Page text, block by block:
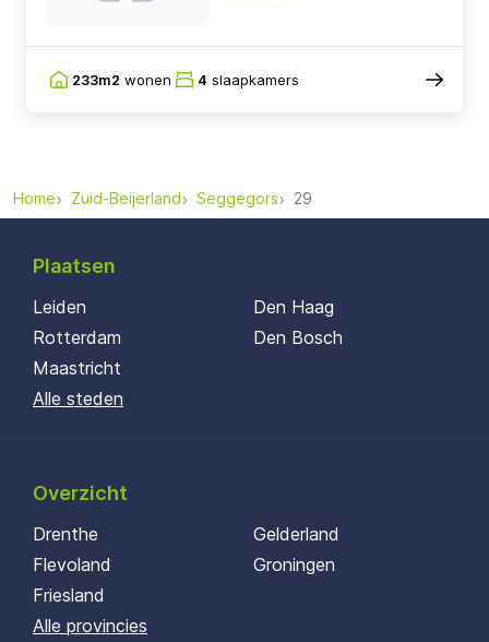
233m2 wonen 4 slaapkamers
Home Zuid-Beijerland Seggegors 29
Plaatsen
Leiden
Rotterdam
Maastricht
Den Haag
Den Bosch
Alle steden
Overzicht
Drenthe
Flevoland
Friesland
Gelderland
Groningen
Alle provincies